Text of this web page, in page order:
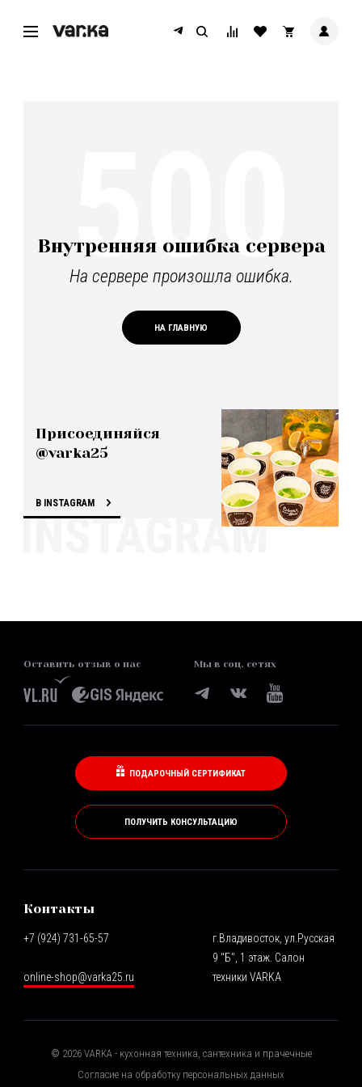
Внутренняя ошибка сервера
На сервере произошла ошибка.
НА ГЛАВНУЮ
500
Присоединяйся
@varka25
В INSTAGRAM
Оставить отзыв о нас Мы в соц. сетях
ПОДАРОЧНЫЙ СЕРТИФИКАТ
ПОЛУЧИТЬ КОНСУЛЬТАЦИЮ
Контакты
+7 (924) 731-65-57
online-shop@varka25.ru
г.Владивосток, ул.Русская
9 "Б", 1 этаж. Салон
техники VARKA
© 2026VARKA - кухонная техника, сантехника и прачечные
Согласие на обработку персональных данных